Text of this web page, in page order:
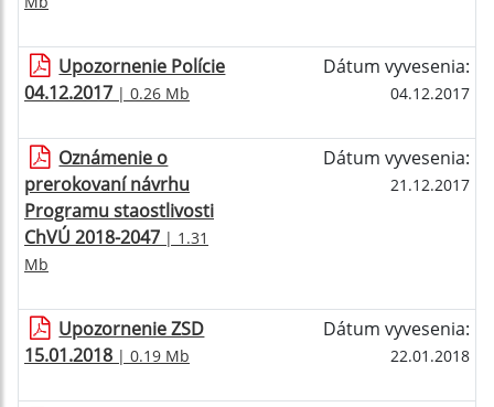
Upozornenie Polície
04.12.2017 | 0.26 Mb
Dátum vyvesenia:
04.12.2017
Oznámenie o
prerokovaní návrhu
Programu staostlivosti
ChVÚ 2018-2047 | 1.31
Mb
Dátum vyvesenia:
21.12.2017
Upozornenie ZSD
15.01.2018 | 0.19 Mb
Dátum vyvesenia:
22.01.2018